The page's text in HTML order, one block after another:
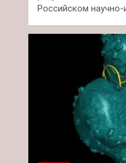
Российском научно-